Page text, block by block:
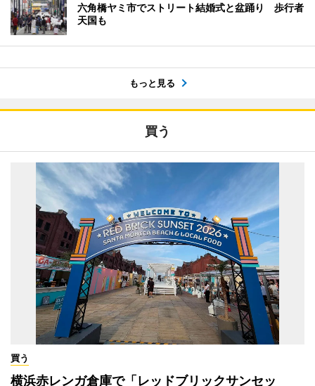
六角橋ヤミ市でストリート結婚式と盆踊り 歩行者
天国も
もっと見る
買う
買う
横浜赤レンガ倉庫で「レッドブリックサンセッ